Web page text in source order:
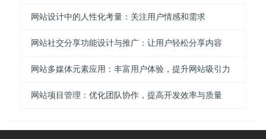
网站设计中的人性化考量：关注用户情感和需求
网站社交分享功能设计与推广：让用户轻松分享内容
网站多媒体元素应用：丰富用户体验，提升网站吸引力
网站项目管理：优化团队协作，提高开发效率与质量